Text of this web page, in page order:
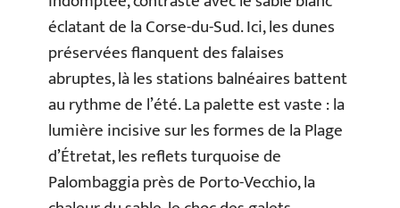
éclatant de la Corse-du-Sud. Ici, les dunes
préservées flanquent des falaises
abruptes, là les stations balnéaires battent
au rythme de l’été. La palette est vaste : la
lumière incisive sur les formes de la Plage
d’Étretat, les reflets turquoise de
Palombaggia près de Porto-Vecchio, la